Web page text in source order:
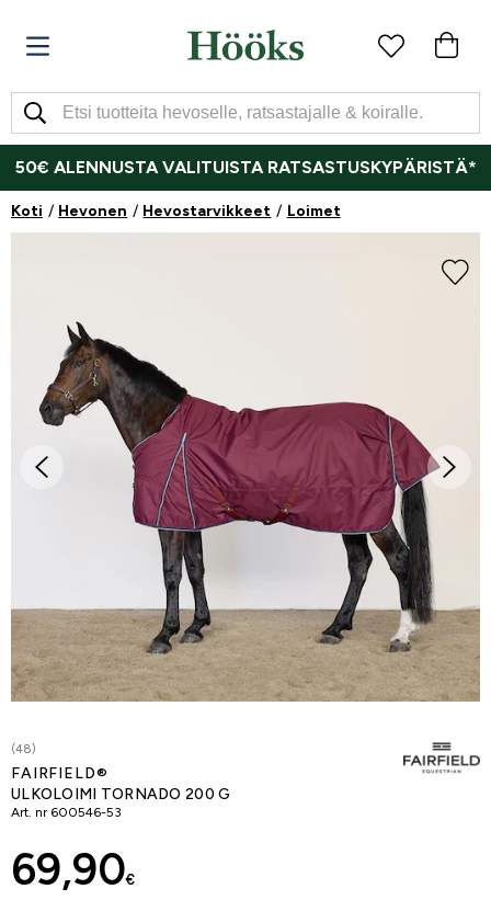
50€ ALENNUSTA VALITUISTA RATSASTUSKYPÄRISTÄ*
Koti Hevonen Hevostarvikkeet Loimet
(48)
FAIRFIELD®
ULKOLOIMI TORNADO 200 G
Art. nr 600546-53
69,90€